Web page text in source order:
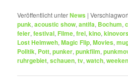
Veröffentlicht unterNews |
punk,acoustic show,antifa, Bochum,
feier,festival, Filme,frei,kino,
Lost Heimweh,Magic Flip,Movies,
Politik, Pott,punker,punkfilm,
ruhrgebiet,schauen,tv,watch,